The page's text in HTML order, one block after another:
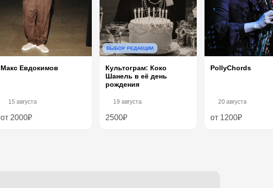
Макс Евдокимов
15 августа
от 2000₽
ВЫБОР РЕДАКЦИИ
Культограм: Коко
Шанель в её день
рождения
19 августа
2500₽
PollyChords
20 августа
от 1200₽